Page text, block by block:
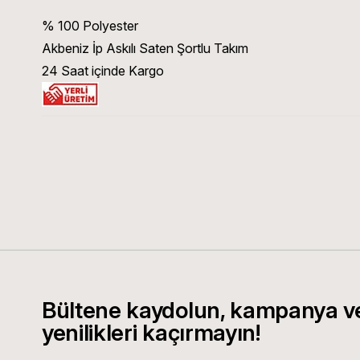
% 100 Polyester
Akbeniz İp Askılı Saten Şortlu Takım
24 Saat içinde Kargo
Bültene kaydolun, kampanya
yenilikleri kaçırmayın!